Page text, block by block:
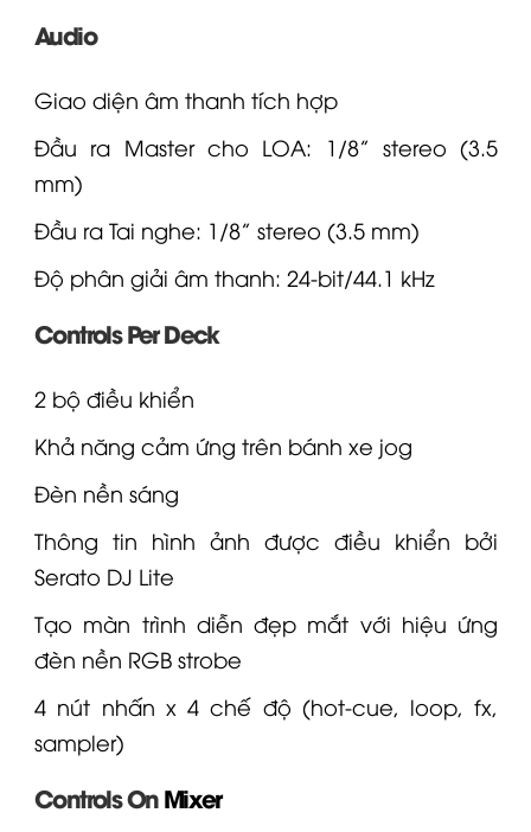
Audio
Giao diện âm thanh tích hợp
Đầu ra Master cho LOA: 1/8” stereo (3.5
mm)
Đầu ra Tai nghe: 1/8” stereo (3.5 mm)
Độ phân giải âm thanh: 24-bit/44.1 kHz
Controls Per Deck
2 bộ điều khiển
Khả năng cảm ứng trên bánh xe jog
Đèn nền sáng
Thông tin hình ảnh được điều khiển bởi
Serato DJ Lite
Tạo màn trình diễn đẹp mắt với hiệu ứng
đèn nền RGB strobe
4 nút nhấn x 4 chế độ (hot-cue, loop, fx,
sampler)
Controls OnMixer